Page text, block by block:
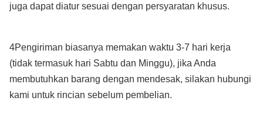
juga dapat diatur sesuai dengan persyaratan khusus.
4Pengiriman biasanya memakan waktu 3-7 hari kerja
(tidak termasuk hari Sabtu dan Minggu), jika Anda
membutuhkan barang dengan mendesak, silakan hubungi
kami untuk rincian sebelum pembelian.